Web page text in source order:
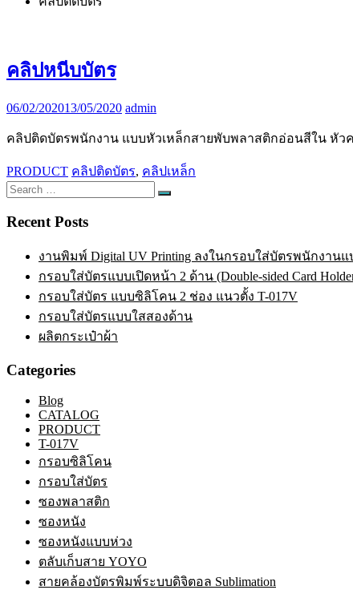
คลิปหนีบบัตร
06/02/202013/05/2020 admin
คลิปติดบัตรพนักงาน แบบหัวเหล็กสายพับพลาสติกอ่อนสีใน หั
PRODUCT คลิปติดบัตร, คลิปเหล็ก
Search
for:
Search
Recent Posts
งานพิมพ์ Digital UV Printing ลงในกรอบใส่บัตรพนักงานแ
กรอบใส่บัตรแบบเปิดหน้า 2 ด้าน (Double-sided Card
กรอบใส่บัตร แบบซิลิโคน 2 ช่อง แนวตั้ง T-017V
กรอบใส่บัตรแบบใสสองด้าน
ผลิตกระเป๋าผ้า
Categories
Blog
CATALOG
PRODUCT
T-017V
กรอบซิลิโคน
กรอบใส่บัตร
ซองพลาสติก
ซองหนัง
ซองหนังแบบห่วง
ตลับเก็บสาย YOYO
สายคล้องบัตรพิมพ์ระบบดิจิตอล Sublimation